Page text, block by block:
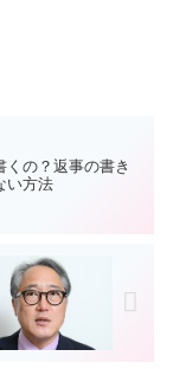
の？返事の書き
い方法